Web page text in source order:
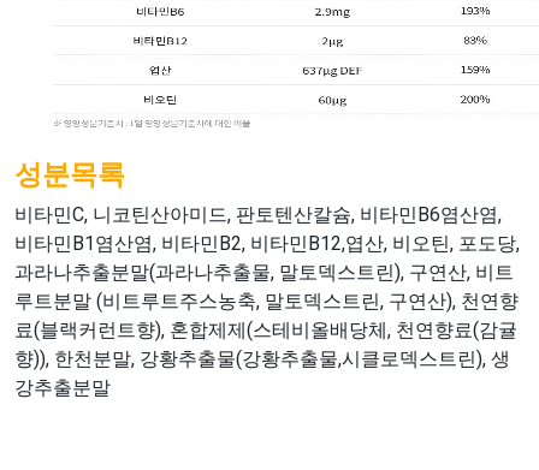
성분목록
비타민C, 니코틴산아미드, 판토텐산칼슘, 비타민B6염산염,
비타민B1염산염, 비타민B2, 비타민B12,엽산, 비오틴, 포도당,
과라나추출분말(과라나추출물, 말토덱스트린), 구연산, 비트
루트분말 (비트루트주스농축, 말토덱스트린, 구연산), 천연향
료(블랙커런트향), 혼합제제(스테비올배당체, 천연향료(감귤
향)), 한천분말, 강황추출물(강황추출물,시클로덱스트린), 생
강추출분말